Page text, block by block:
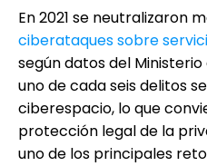
En 2021 se neutralizaron
ciberataques sobre
según datos del
uno de cada seis delitos
ciberespacio, lo que
protección legal de la
uno de los principales